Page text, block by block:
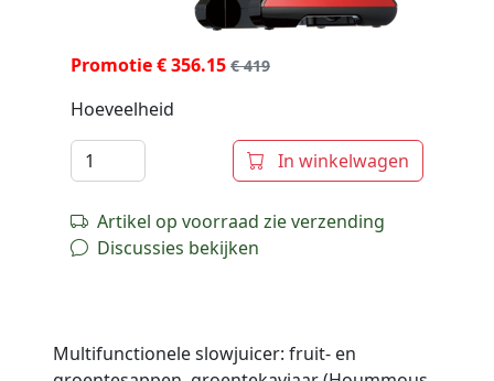
Promotie € 356.15 € 419
Hoeveelheid
In winkelwagen
Artikel op voorraad zie verzending
Discussies bekijken
Multifunctionele slowjuicer: fruit- en